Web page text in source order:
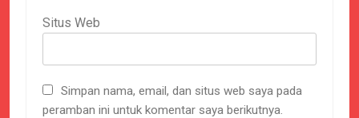
Situs Web
Simpan nama, email, dan situs web saya pada
peramban ini untuk komentar saya berikutnya.